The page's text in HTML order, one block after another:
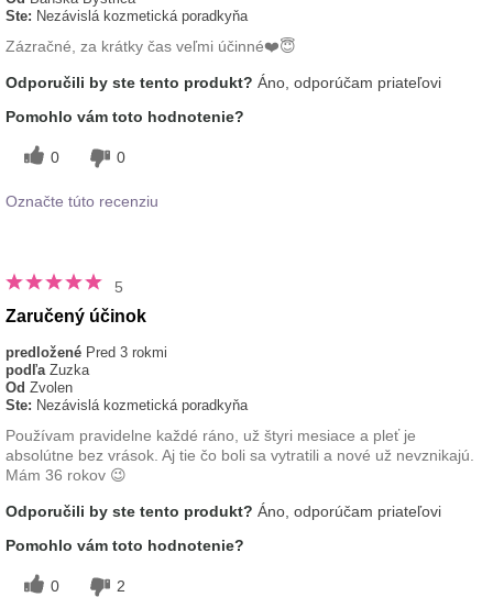
Ste: Nezávislá kozmetická poradkyňa
Zázračné, za krátky čas veľmi účinné❤️😇
Odporučili by ste tento produkt? Áno, odporúčam priateľovi
Pomohlo vám toto hodnotenie?
0 0
Označte túto recenziu
5
Zaručený účinok
predložené Pred 3 rokmi
podľa Zuzka
Od Zvolen
Ste: Nezávislá kozmetická poradkyňa
Používam pravidelne každé ráno, už štyri mesiace a pleť je
absolútne bez vrások. Aj tie čo boli sa vytratili a nové už nevznikajú.
Mám 36 rokov 😉
Odporučili by ste tento produkt? Áno, odporúčam priateľovi
Pomohlo vám toto hodnotenie?
0 2